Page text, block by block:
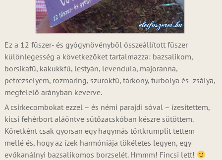
Ez a 12 fűszer- és gyógynövényből összeállított fűszer
különlegesség a következőket tartalmazza: bazsalikom,
borsikafű, kakukkfű, lestyán, levendula, majoranna,
petrezselyem, rozmaring, szurokfű, tárkony, turbolya és zsálya,
megfelelő arányban keverve.
A csirkecombokat ezzel – és némi parajdi sóval – ízesítettem,
kicsi fehérbort aláöntve sütőzacskóban készre sütöttem.
Köretként csak gyorsan egy hagymás törtkrumplit tettem
mellé és, hogy az ízek harmóniája tökéletes legyen, egy
evőkanálnyi bazsalikomos borzselét. Hmmm! Fincsi lett!